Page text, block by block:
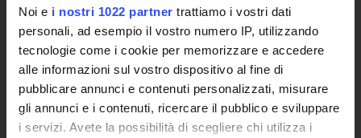
Noi e i nostri 1022 partner trattiamo i vostri dati
personali, ad esempio il vostro numero IP, utilizzando
tecnologie come i cookie per memorizzare e accedere
alle informazioni sul vostro dispositivo al fine di
pubblicare annunci e contenuti personalizzati, misurare
gli annunci e i contenuti, ricercare il pubblico e sviluppare
i servizi. Avete la possibilità di scegliere chi utilizza i
Certified E-mail
Rector Inbox
TEACHING
Degree Courses
Advanced training courses
Research Doctorate